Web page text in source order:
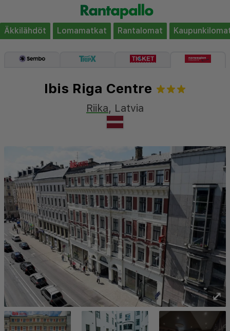
Äkkilähdöt Lomamatkat Rantalomat
Ibis Riga Centre
Riika, Latvia
⤢